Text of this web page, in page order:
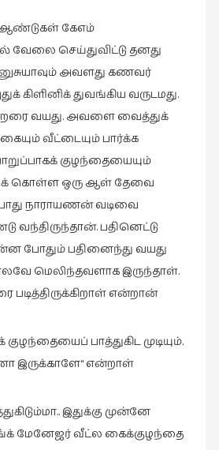
ஆண்டுகள் கேஎம்
வேலை செய்துவிட்டு தனது
அவளது கணவர்
கிளினிக் துவங்கிய வருடமது.
வயது. அவளை வைத்துக்
வீட்டையும் பார்க்க
குழந்தையையும்
கொள்ள ஒரு ஆள் தேவை
நாராயணன் வடிவை
வந்திருந்தான். பதினெட்டு
போதும் பதினைந்து வயது
மெலிந்தவளாக இருந்தாள்.
படித்திருக்கிறாள் என்றான்
பாத்துகிட முடியும்.
என்றாள்
இதுக்கு முன்னே
மேனேஜர் வீட்ல கைக்குழந்தை